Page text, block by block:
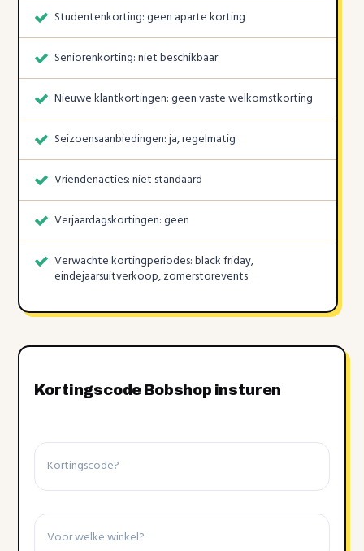
Studentenkorting: geen aparte korting
Seniorenkorting: niet beschikbaar
Nieuwe klantkortingen: geen vaste welkomstkorting
Seizoensaanbiedingen: ja, regelmatig
Vriendenacties: niet standaard
Verjaardagskortingen: geen
Verwachte kortingperiodes: black friday,
eindejaarsuitverkoop, zomerstorevents
Kortingscode Bobshop insturen
Kortingscode
Winkel